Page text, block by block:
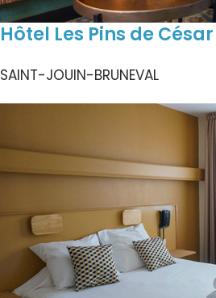
Hôtel Les Pins de César
SAINT-JOUIN-BRUNEVAL